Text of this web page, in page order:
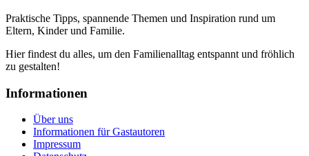
Praktische Tipps, spannende Themen und Inspiration rund um
Eltern, Kinder und Familie.
Hier findest du alles, um den Familienalltag entspannt und fröhlich
zu gestalten!
Informationen
Über uns
Informationen für Gastautoren
Impressum